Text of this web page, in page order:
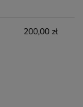
200,00 zł